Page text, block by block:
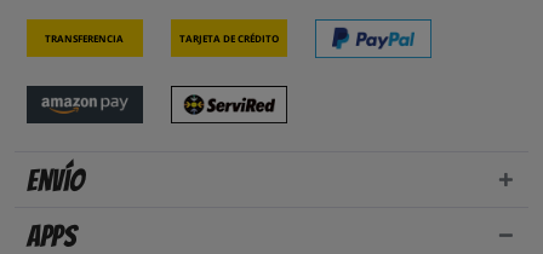
Transferencia Tarjeta de crédito
Envío
Apps